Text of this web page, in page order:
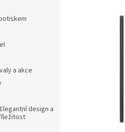
a akce
design a